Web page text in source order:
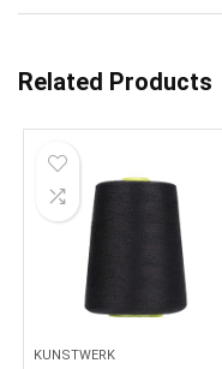
Related Products
KUNSTWERK